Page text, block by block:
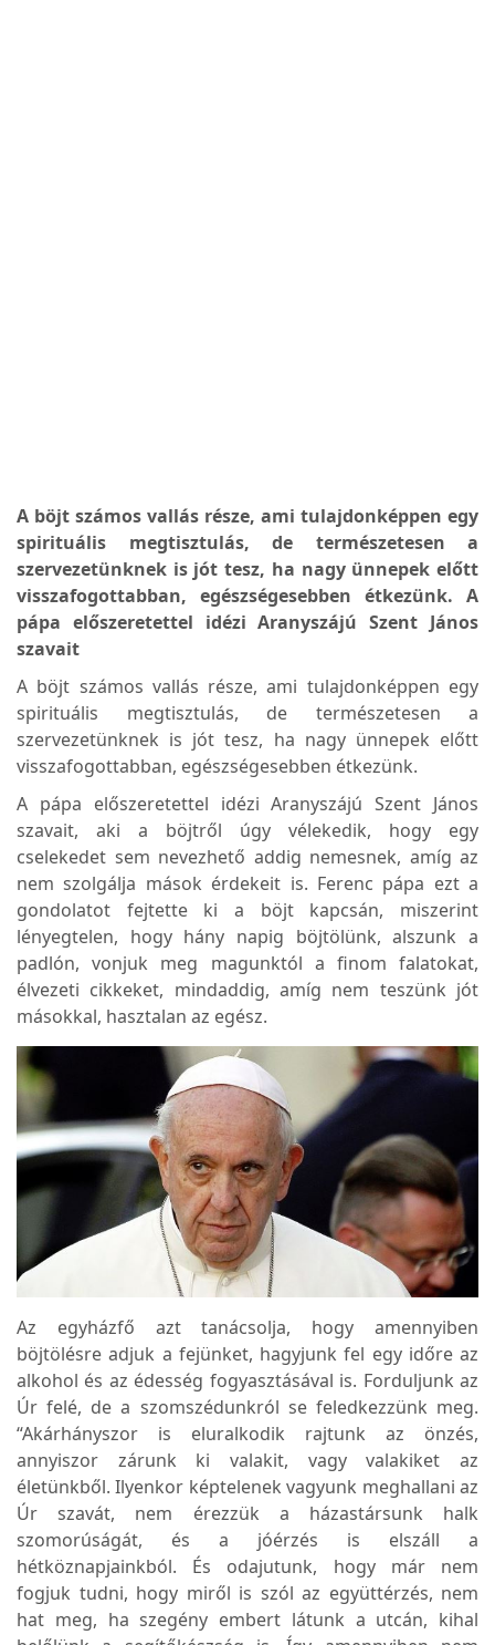
A böjt számos vallás része, ami tulajdonképpen egy
spirituális megtisztulás, de természetesen a
szervezetünknek is jót tesz, ha nagy ünnepek előtt
visszafogottabban, egészségesebben étkezünk. A
pápa előszeretettel idézi Aranyszájú Szent János
szavait
A böjt számos vallás része, ami tulajdonképpen egy
spirituális megtisztulás, de természetesen a
szervezetünknek is jót tesz, ha nagy ünnepek előtt
visszafogottabban, egészségesebben étkezünk.
A pápa előszeretettel idézi Aranyszájú Szent János
szavait, aki a böjtről úgy vélekedik, hogy egy
cselekedet sem nevezhető addig nemesnek, amíg az
nem szolgálja mások érdekeit is. Ferenc pápa ezt a
gondolatot fejtette ki a böjt kapcsán, miszerint
lényegtelen, hogy hány napig böjtölünk, alszunk a
padlón, vonjuk meg magunktól a finom falatokat,
élvezeti cikkeket, mindaddig, amíg nem teszünk jót
másokkal, hasztalan az egész.
Az egyházfő azt tanácsolja, hogy amennyiben
böjtölésre adjuk a fejünket, hagyjunk fel egy időre az
alkohol és az édesség fogyasztásával is. Forduljunk az
Úr felé, de a szomszédunkról se feledkezzünk meg.
“Akárhányszor is eluralkodik rajtunk az önzés,
annyiszor zárunk ki valakit, vagy valakiket az
életünkből. Ilyenkor képtelenek vagyunk meghallani az
Úr szavát, nem érezzük a házastársunk halk
szomorúságát, és a jóérzés is elszáll a
hétköznapjainkból. És odajutunk, hogy már nem
fogjuk tudni, hogy miről is szól az együttérzés, nem
hat meg, ha szegény embert látunk a utcán, kihal